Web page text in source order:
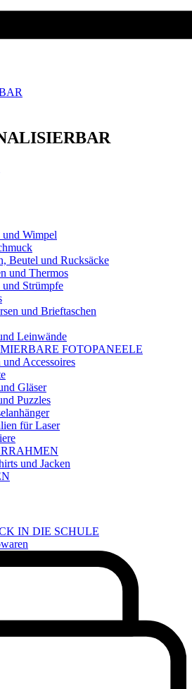
und Wimpel
Beutel und Rucksäcke
und Thermos
und Strümpfe
und Brieftaschen
Leinwände
FOTOPANEELE
Accessoires
Gläser
Puzzles
für Laser
und Jacken
IN DIE SCHULE